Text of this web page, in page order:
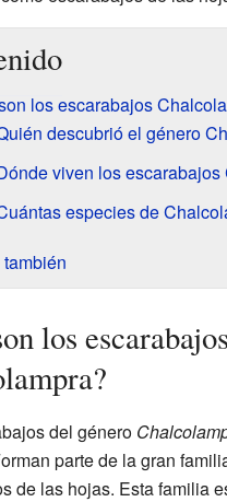
los escarabajos
descubrió el género
viven los
especies de
los escarabajos
del género
parte de la gran
de las hojas. Esta familia